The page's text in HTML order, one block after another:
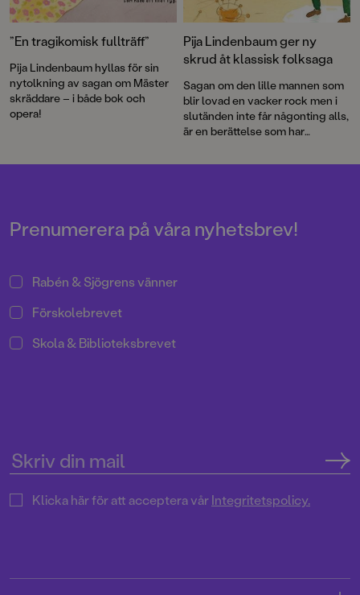
”En tragikomisk fullträff”
Pija Lindenbaum hyllas för sin
nytolkning av sagan om Mäster
skräddare – i både bok och
opera!
Pija Lindenbaum ger ny
skrud åt klassisk folksaga
Sagan om den lille mannen som
blir lovad en vacker rock men i
slutänden inte får någonting alls,
är en berättelse som har
generationer.
Prenumerera på våra nyhetsbrev!
Rabén & Sjögrens vänner
Förskolebrevet
Skola & Biblioteksbrevet
Klicka här för att acceptera vårIntegritetspolicy.